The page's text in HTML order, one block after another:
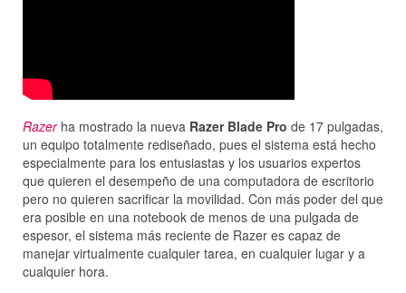
Razerha mostrado la nueva Razer Blade Pro de 17 pulgadas,
un equipo totalmente rediseñado, pues el sistema está hecho
especialmente para los entusiastas y los usuarios expertos
que quieren el desempeño de una computadora de escritorio
pero no quieren sacrificar la movilidad. Con más poder del que
era posible en una notebook de menos de una pulgada de
espesor, el sistema más reciente de Razer es capaz de
manejar virtualmente cualquier tarea, en cualquier lugar y a
cualquier hora.